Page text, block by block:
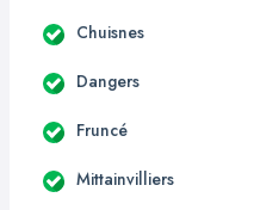
Chuisnes
Dangers
Fruncé
Mittainvilliers